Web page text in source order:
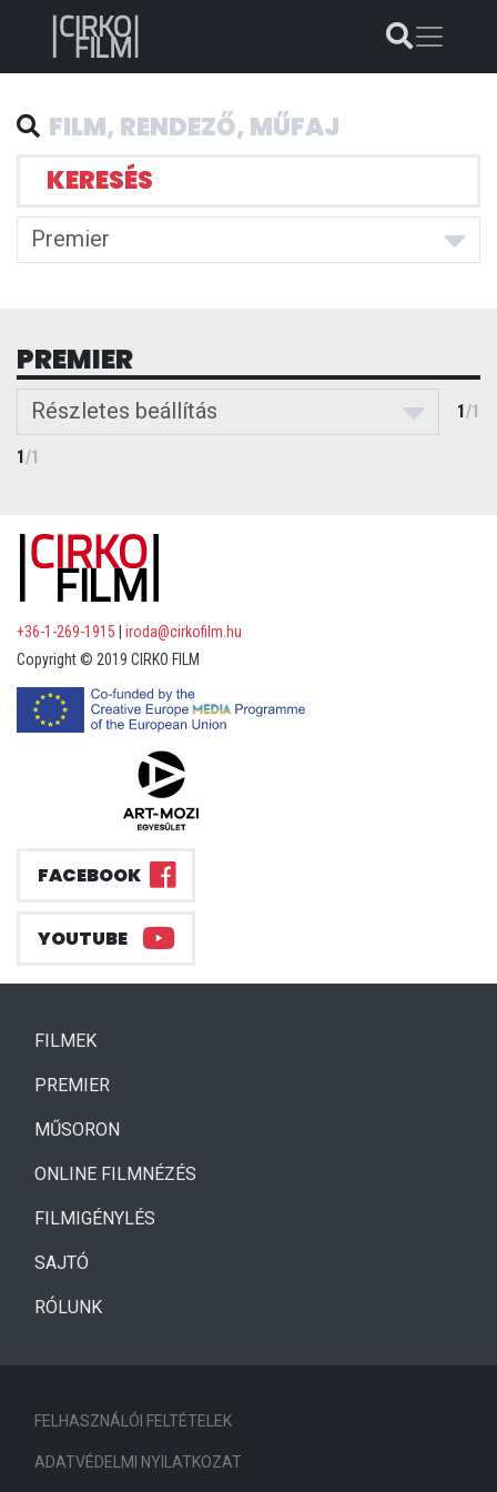
KERESÉS
Premier
PREMIER
Részletes beállítás 1/1
1/1
+36-1-269-1915
iroda@cirkofilm.hu
Copyright © 2019 CIRKO FILM
FACEBOOK
YOUTUBE
FILMEK(CURRENT)
PREMIER
MŰSORON
ONLINE FILMNÉZÉS
FILMIGÉNYLÉS
SAJTÓ
RÓLUNK
FELHASZNÁLÓI FELTÉTELEK
ADATVÉDELMI NYILATKOZAT